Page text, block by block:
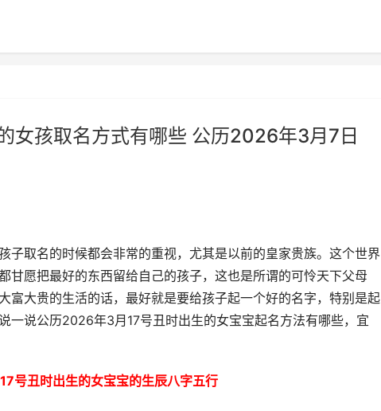
女孩取名方式有哪些 公历2026年3月7日
子取名的时候都会非常的重视，尤其是以前的皇家贵族。这个世界
甘愿把最好的东西留给自己的孩子，这也是所谓的可怜天下父母
富大贵的生活的话，最好就是要给孩子起一个好的名字，特别是起
一说公历2026年3月17号丑时出生的女宝宝起名方法有哪些，宜
号丑时出生的女宝宝的生辰八字五行